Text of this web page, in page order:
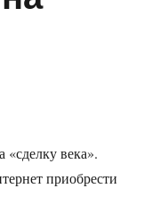
«сделку века».
приобрести